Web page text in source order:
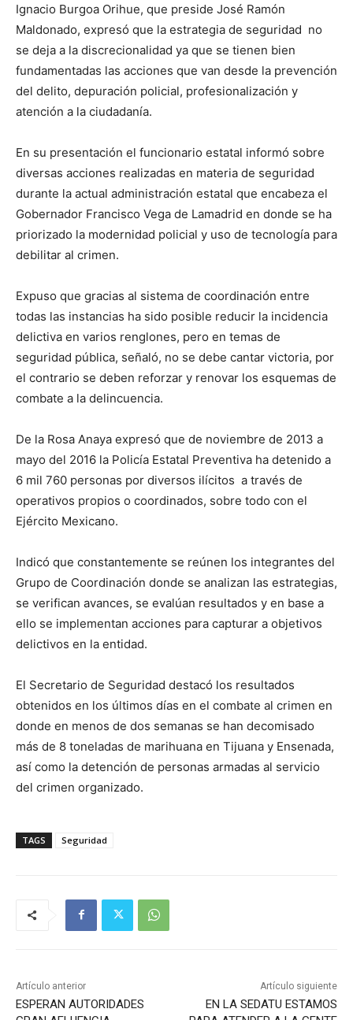
Ignacio Burgoa Orihue, que preside José Ramón
Maldonado, expresó que la estrategia de seguridad no
se deja a la discrecionalidad ya que se tienen bien
fundamentadas las acciones que van desde la prevención
del delito, depuración policial, profesionalización y
atención a la ciudadanía.
En su presentación el funcionario estatal informó sobre
diversas acciones realizadas en materia de seguridad
durante la actual administración estatal que encabeza el
Gobernador Francisco Vega de Lamadrid en donde se ha
priorizado la modernidad policial y uso de tecnología para
debilitar al crimen.
Expuso que gracias al sistema de coordinación entre
todas las instancias ha sido posible reducir la incidencia
delictiva en varios renglones, pero en temas de
seguridad pública, señaló, no se debe cantar victoria, por
el contrario se deben reforzar y renovar los esquemas de
combate a la delincuencia.
De la Rosa Anaya expresó que de noviembre de 2013 a
mayo del 2016 la Policía Estatal Preventiva ha detenido a
6 mil 760 personas por diversos ilícitos a través de
operativos propios o coordinados, sobre todo con el
Ejército Mexicano.
Indicó que constantemente se reúnen los integrantes del
Grupo de Coordinación donde se analizan las estrategias,
se verifican avances, se evalúan resultados y en base a
ello se implementan acciones para capturar a objetivos
delictivos en la entidad.
El Secretario de Seguridad destacó los resultados
obtenidos en los últimos días en el combate al crimen en
donde en menos de dos semanas se han decomisado
más de 8 toneladas de marihuana en Tijuana y Ensenada,
así como la detención de personas armadas al servicio
del crimen organizado.
TAGS Seguridad
Artículo anterior
ESPERAN AUTORIDADES
Artículo siguiente
EN LA SEDATU ESTAMOS